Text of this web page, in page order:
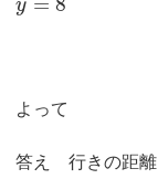
y
よって
答え 行きの距離